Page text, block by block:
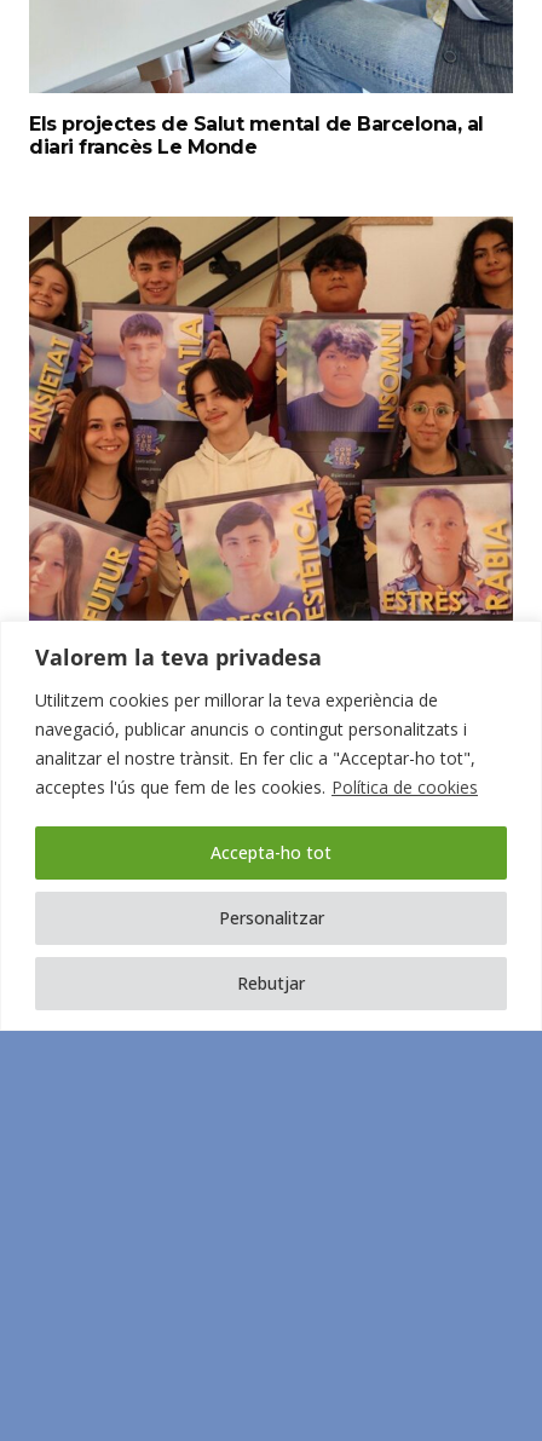
Valorem la teva privadesa
Utilitzem cookies per millorar la teva experiència de
navegació, publicar anuncis o contingut personalitzats i
analitzar el nostre trànsit. En fer clic a "Acceptar-ho tot",
acceptes l'ús que fem de les cookies. Política de cookies
Personalitzar
Rebutjar
Accepta-ho tot
Els projectes de Salut mental de Barcelona, al
diari francès Le Monde
Ja està en marxa a Montcada la campanya “Si et
ratlla, comparteix-ho!”
2 3